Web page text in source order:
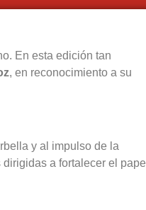
En esta edición tan
, en reconocimiento a su
y al impulso de la
a fortalecer el papel